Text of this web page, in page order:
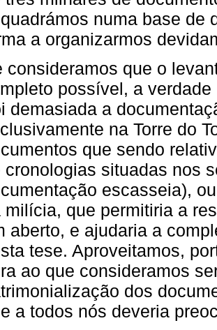
numa base de
a organizarmos
consideramos que o
possível, a
demasiada a
na Torre do
que sendo
cronologias situadas nos
escasseia),
milícia, que permitiria a
aberto, e ajudaria a
tese. Aproveitamos,
ao que consideramos
dos
a todos nós deveria